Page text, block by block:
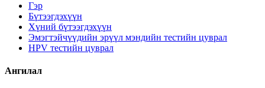
Гэр
Бүтээгдэхүүн
Хүний бүтээгдэхүүн
Эмэгтэйчүүдийн эрүүл мэндийн тестийн цуврал
HPV тестийн цуврал
Ангилал